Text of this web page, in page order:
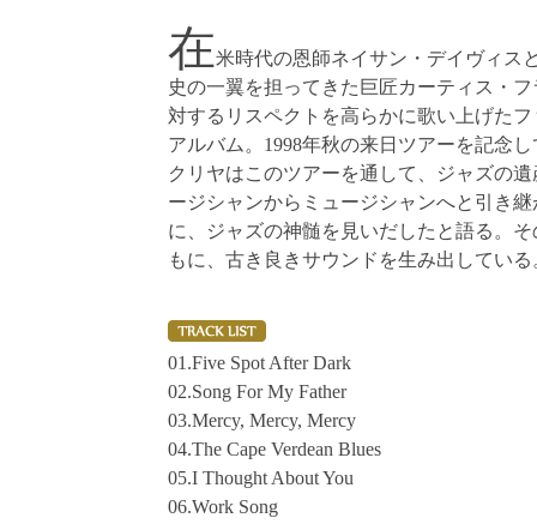
在米時代の恩師ネイサン・デイヴィス
史の一翼を担ってきた巨匠カーティス・
対するリスペクトを高らかに歌い上げた
アルバム。1998年秋の来日ツアーを記念
クリヤはこのツアーを通して、ジャズの
ージシャンからミュージシャンへと引き
に、ジャズの神髄を見いだしたと語る。
もに、古き良きサウンドを生み出している
01.Five Spot After Dark
02.Song For My Father
03.Mercy, Mercy, Mercy
04.The Cape Verdean Blues
05.I Thought About You
06.Work Song